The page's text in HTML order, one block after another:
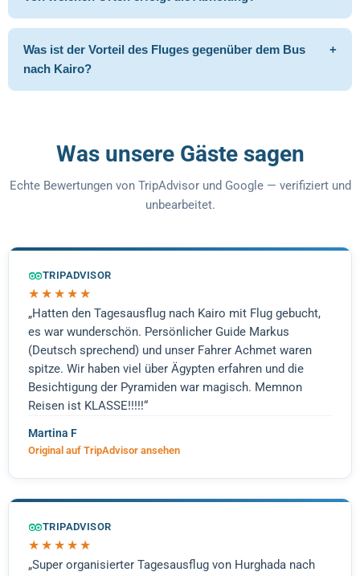
Was ist der Vorteil des Fluges gegenüber dem Bus
nach Kairo?
+
Was unsere Gäste sagen
Echte Bewertungen von TripAdvisor und Google — verifiziert und
unbearbeitet.
TRIPADVISOR
★★★★★
„Hatten den Tagesausflug nach Kairo mit Flug gebucht,
es war wunderschön. Persönlicher Guide Markus
(Deutsch sprechend) und unser Fahrer Achmet waren
spitze. Wir haben viel über Ägypten erfahren und die
Besichtigung der Pyramiden war magisch. Memnon
Reisen ist KLASSE!!!!!“
Martina F
Original auf TripAdvisor ansehen
TRIPADVISOR
★★★★★
„Super organisierter Tagesausflug von Hurghada nach